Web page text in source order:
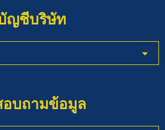
ญชีบริษัท
อบถามข้อมูล